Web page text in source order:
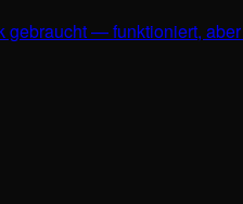
gebraucht — funktioniert,